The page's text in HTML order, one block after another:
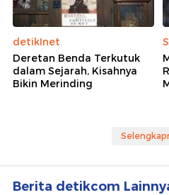
detikInet
Deretan Benda Terkutuk
dalam Sejarah, Kisahnya
Bikin Merinding
Berita detikcom